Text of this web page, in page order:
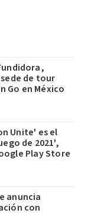
de tour
Go en México
Unite' es el
de 2021',
Play Store
anuncia
con